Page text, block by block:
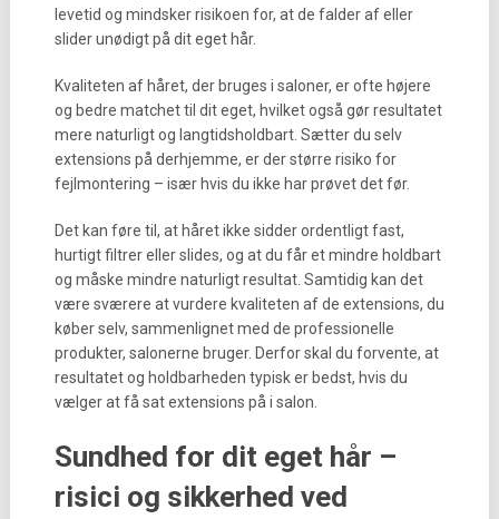
levetid og mindsker risikoen for, at de falder af eller
slider unødigt på dit eget hår.
Kvaliteten af håret, der bruges i saloner, er ofte højere
og bedre matchet til dit eget, hvilket også gør resultatet
mere naturligt og langtidsholdbart. Sætter du selv
extensions på derhjemme, er der større risiko for
fejlmontering – især hvis du ikke har prøvet det før.
Det kan føre til, at håret ikke sidder ordentligt fast,
hurtigt filtrer eller slides, og at du får et mindre holdbart
og måske mindre naturligt resultat. Samtidig kan det
være sværere at vurdere kvaliteten af de extensions, du
køber selv, sammenlignet med de professionelle
produkter, salonerne bruger. Derfor skal du forvente, at
resultatet og holdbarheden typisk er bedst, hvis du
vælger at få sat extensions på i salon.
Sundhed for dit eget hår –
risici og sikkerhed ved